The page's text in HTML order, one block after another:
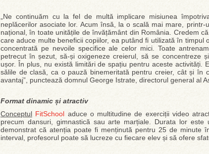
„Ne continuăm cu la fel de multă implicare misiunea
neplăcerilor asociate lor. Acum însă, la o scală mai mare,
național, în toate unitățile de învățământ din România. Credem
care aduce multe beneficii copiilor, ea putând fi utilizată în timpul
concentrată pe nevoile specifice ale celor mici. Toate
petrecut în șezut, să-și oxigeneze creierul, să se concentreze
ușor. În plus, nu există limitări de spațiu pentru aceste activități.
sălile de clasă, ca o pauză binemeritată pentru creier, cât și în
avantaj”, punctează domnul George Istrate, directorul general al
Format dinamic și atractiv
Conceptul FitSchool aduce o multitudine de exerciții video
precum dansuri, gimnastică sau arte marțiale. Durata lor
demonstrat că atenția poate fi menținută pentru 25 de minute
interval, profesorul poate să lucreze cu fiecare elev și să ofere